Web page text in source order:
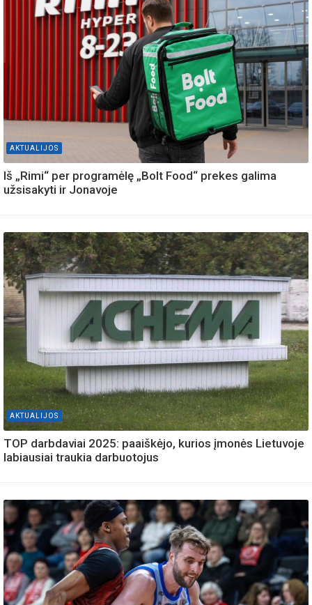
AKTUALIJOS
Iš „Rimi“ per programėlę „Bolt Food“ prekes galima
užsisakyti ir Jonavoje
AKTUALIJOS
TOP darbdaviai 2025: paaiškėjo, kurios įmonės Lietuvoje
labiausiai traukia darbuotojus